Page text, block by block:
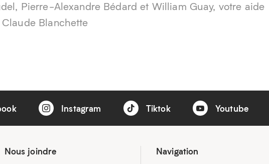
Pierre-Alexandre Bédard et William Guay, votre aide
Blanchette
Instagram Tiktok Youtube
Nous joindre Navigation